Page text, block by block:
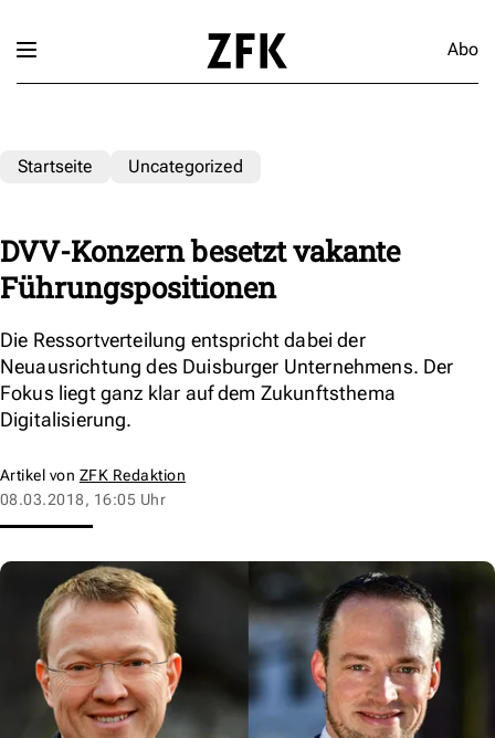
Abo
Startseite Uncategorized
DVV-Konzern besetzt vakante
Führungspositionen
Die Ressortverteilung entspricht dabei der
Neuausrichtung des Duisburger Unternehmens. Der
Fokus liegt ganz klar auf dem Zukunftsthema
Digitalisierung.
Artikel von ZFK Redaktion
08.03.2018, 16:05 Uhr